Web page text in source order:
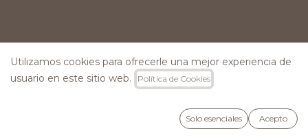
INFORMACIÓN
Preguntas Frecuentes
Utilizamos cookies para ofrecerle una mejor experiencia de
usuario en este sitio web.
Política de Cookies
Solo esenciales Acepto